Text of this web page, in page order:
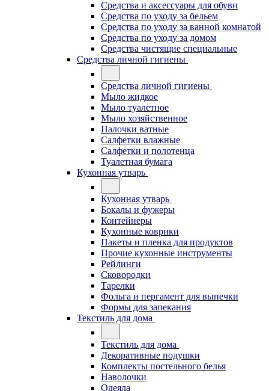
Средства и аксессуары для обуви
Средства по уходу за бельем
Средства по уходу за ванной комнатой
Средства по уходу за домом
Средства чистящие специальные
Средства личной гигиены
Средства личной гигиены
Мыло жидкое
Мыло туалетное
Мыло хозяйственное
Палочки ватные
Салфетки влажные
Салфетки и полотенца
Туалетная бумага
Кухонная утварь
Кухонная утварь
Бокалы и фужеры
Контейнеры
Кухонные коврики
Пакеты и пленка для продуктов
Прочие кухонные инструменты
Рейлинги
Сковородки
Тарелки
Фольга и пергамент для выпечки
Формы для запекания
Текстиль для дома
Текстиль для дома
Декоративные подушки
Комплекты постельного белья
Наволочки
Одеяла